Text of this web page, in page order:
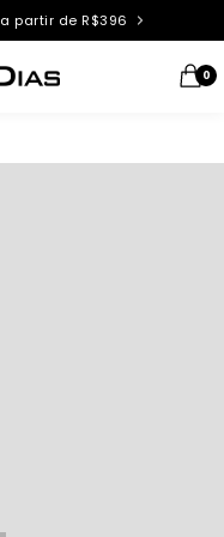
partir de R$396
0